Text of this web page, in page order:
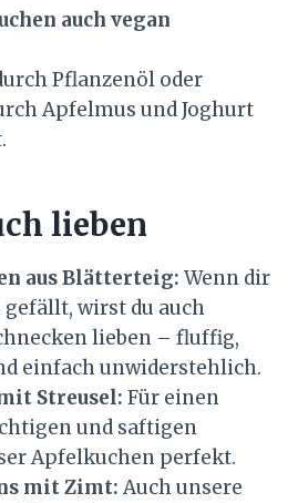
auch vegan
Pflanzenöl oder
Apfelmus und Joghurt
lieben
aus Blätterteig: Wenn dir
gefällt, wirst du auch
lieben – fluffig,
einfach unwiderstehlich.
Streusel: Für einen
und saftigen
Apfelkuchen perfekt.
mit Zimt: Auch unsere